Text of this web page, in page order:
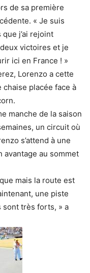
de sa première
« Je suis
j’ai rejoint
victoires et je
ici en France ! »
Lorenzo a cette
placée face à
manche de la saison
un circuit où
s’attend à une
au sommet
mais la route est
une piste
sont très forts, » a